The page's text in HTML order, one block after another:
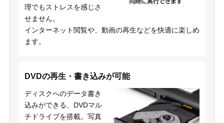
理でもストレスを感じさ
せません。
インターネット閲覧や、動画の再生などを快適に楽しめ
ます。
DVDの再生・書き込みが可能
ディスクへのデータ書き
込みができる、DVDマル
チドライブを搭載。写真